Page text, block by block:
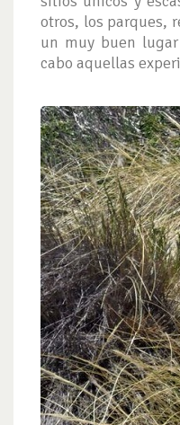
otros, los parques,
un muy buen
cabo aquellas